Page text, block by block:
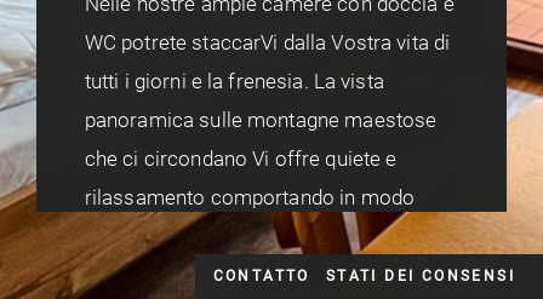
WC potrete staccarVi dalla Vostra vita di
tutti i giorni e la frenesia. La vista
panoramica sulle montagne maestose
che ci circondano Vi offre quiete e
rilassamento comportando in modo
fondamentale al relax e alla distensione
che si trovano nella nostra casa.
CONTATTO STATI DEI CONSENSI